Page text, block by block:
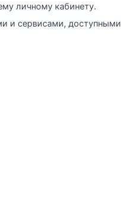
личному кабинету.
и сервисами, доступными